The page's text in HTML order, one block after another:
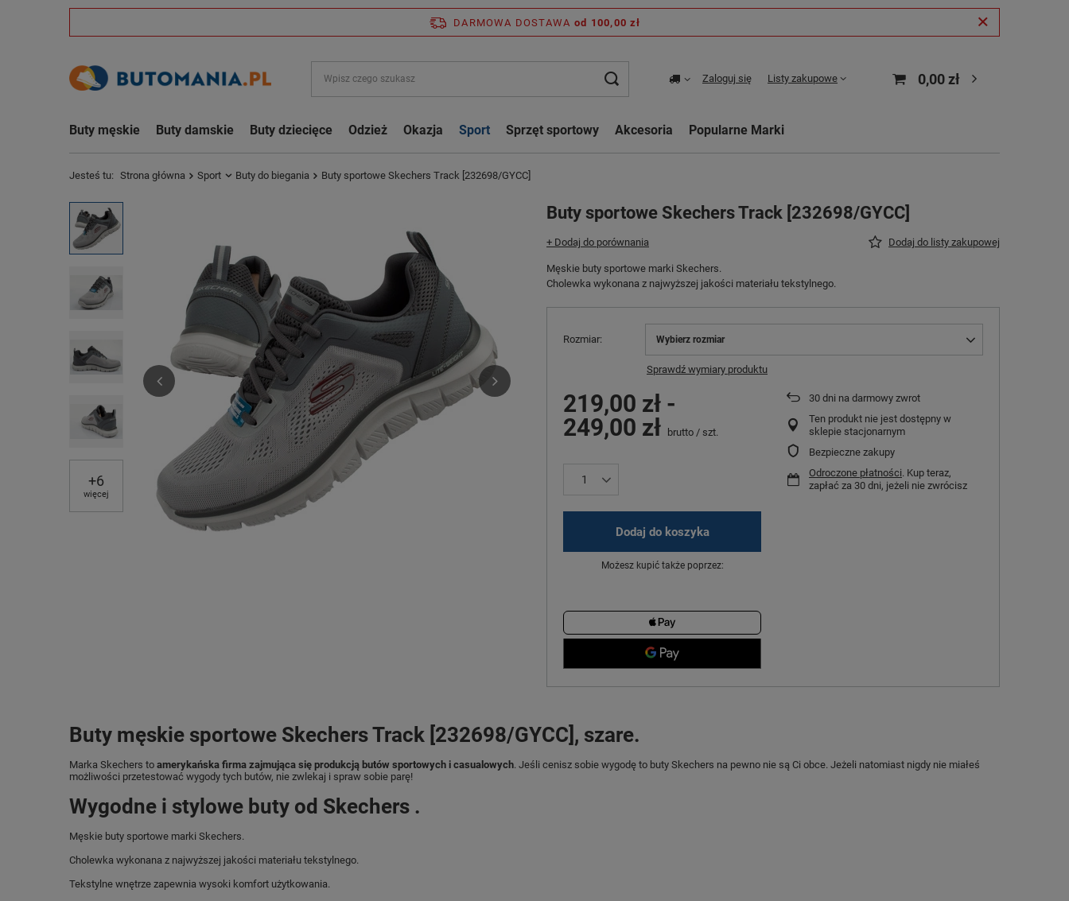
DARMOWA DOSTAWA od 100,00 zł
Zaloguj się Listy zakupowe 0,00 zł
Buty męskie Buty damskie Buty dziecięce Odzież Okazja Sport Sprzęt sportowy Akcesoria Popularne Marki
Jesteś tu: Strona główna Sport Buty do biegania Buty sportowe Skechers Track [232698/GYCC]
+6
więcej
Buty sportowe Skechers Track [232698/GYCC]
+ Dodaj do porównania Dodaj do listy zakupowej
Męskie buty sportowe marki Skechers.
Cholewka wykonana z najwyższej jakości materiału tekstylnego.
Rozmiar Wybierz rozmiar
Sprawdź wymiary produktu
219,00 zł -
249,00 zł
brutto / szt.
Dodaj do koszyka
Możesz kupić także poprzez:
30 dni na darmowy zwrot
Ten produkt nie jest dostępny w
sklepie stacjonarnym
Bezpieczne zakupy
Odroczone płatności. Kup teraz,
zapłać za 30 dni, jeżeli nie zwrócisz
Buty męskie sportowe Skechers Track [232698/GYCC], szare.
Marka Skechers to amerykańska firma zajmująca się produkcją butów sportowych i casualowych. Jeśli cenisz sobie wygodę to buty Skechers na pewno nie są Ci obce. Jeżeli natomiast nigdy nie miałeś
możliwości przetestować wygody tych butów, nie zwlekaj i spraw sobie parę!
Wygodne i stylowe buty od Skechers .
Męskie buty sportowe marki Skechers.
Cholewka wykonana z najwyższej jakości materiału tekstylnego.
Tekstylne wnętrze zapewnia wysoki komfort użytkowania.